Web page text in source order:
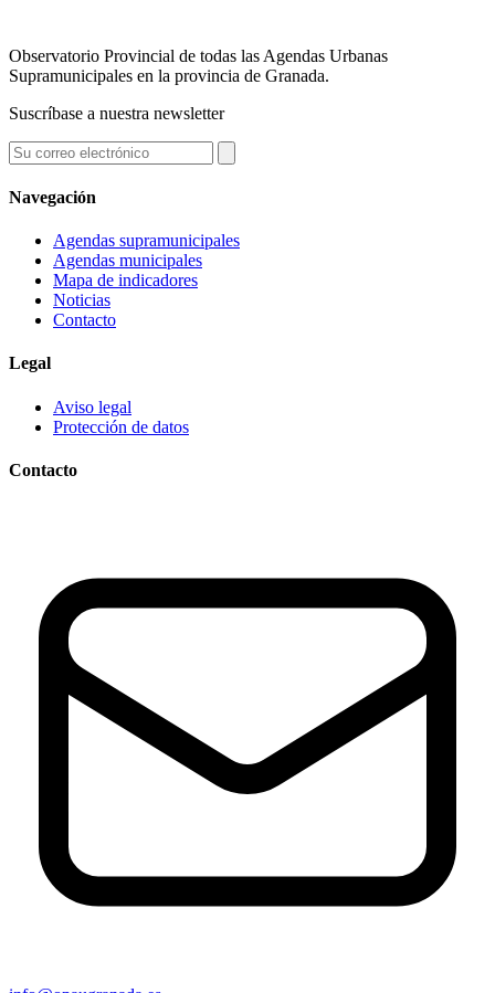
Observatorio Provincial de todas las Agendas Urbanas
Supramunicipales en la provincia de Granada.
Suscríbase a nuestra newsletter
Navegación
Agendas supramunicipales
Agendas municipales
Mapa de indicadores
Noticias
Contacto
Legal
Aviso legal
Protección de datos
Contacto